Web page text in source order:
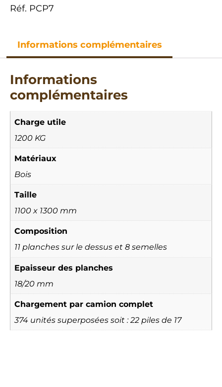
Réf. PCP7
Informations complémentaires
Informations
complémentaires
Charge utile
1200 KG
Matériaux
Bois
Taille
1100 x 1300 mm
Composition
11 planches sur le dessus et 8 semelles
Epaisseur des planches
18/20 mm
Chargement par camion complet
374 unités superposées soit : 22 piles de 17